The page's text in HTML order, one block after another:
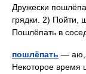
Дружески
грядки. 2) Пойти,
Пошлёпать в
пошлёпать — аю,
Некоторое время